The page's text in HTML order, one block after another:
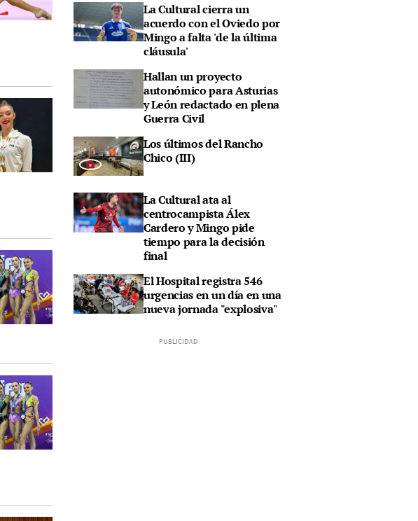
La Cultural cierra un
acuerdo con el Oviedo por
Mingo a falta 'de la última
cláusula'
Hallan un proyecto
autonómico para Asturias
y León redactado en plena
Guerra Civil
Los últimos del Rancho
Chico (III)
La Cultural ata al
centrocampista Álex
Cardero y Mingo pide
tiempo para la decisión
final
El Hospital registra 546
urgencias en un día en una
nueva jornada "explosiva"